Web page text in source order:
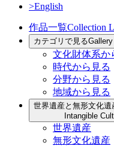
>English
作品一覧Collection
カテゴリで見るGallery
文化財体系か
時代から見る
分野から見る
地域から見る
世界遺産と無形文化遺
Intangible
世界遺産
無形文化遺産